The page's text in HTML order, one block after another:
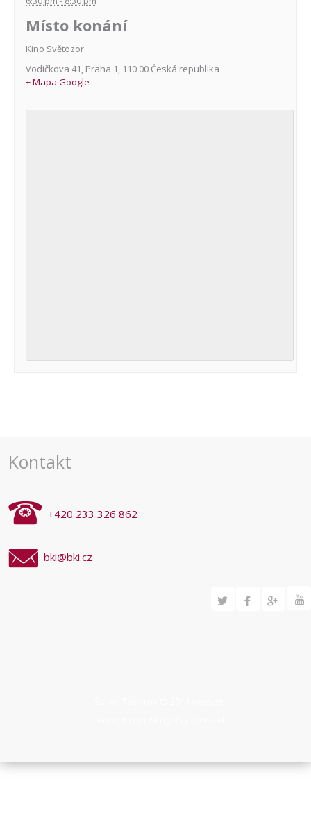
Místo konání
Kino Světozor
Vodičkova 41, Praha 1, 110 00 Česká republika
+ Mapa Google
Kontakt
+420 233 326 862
bki@bki.cz